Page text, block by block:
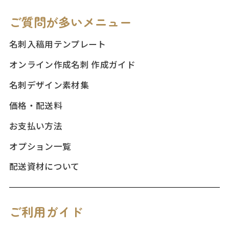
ご質問が多いメニュー
名刺入稿用テンプレート
オンライン作成名刺 作成ガイド
名刺デザイン素材集
価格・配送料
お支払い方法
オプション一覧
配送資材について
ご利用ガイド